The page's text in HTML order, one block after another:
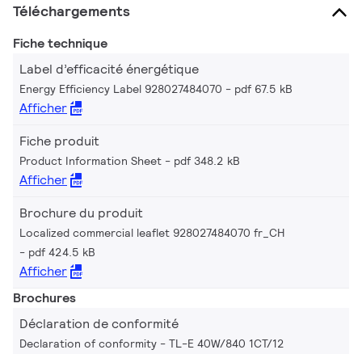
Téléchargements
Fiche technique
Label d’efficacité énergétique
Energy Efficiency Label 928027484070 pdf 67.5 kB
Afficher
Fiche produit
Product Information Sheet pdf 348.2 kB
Afficher
Brochure du produit
Localized commercial leaflet 928027484070 fr_CH
pdf 424.5 kB
Afficher
Brochures
Déclaration de conformité
Declaration of conformity - TL-E 40W/840 1CT/12